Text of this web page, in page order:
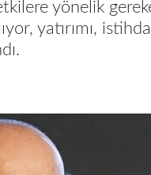
yönelik
yatırımı,